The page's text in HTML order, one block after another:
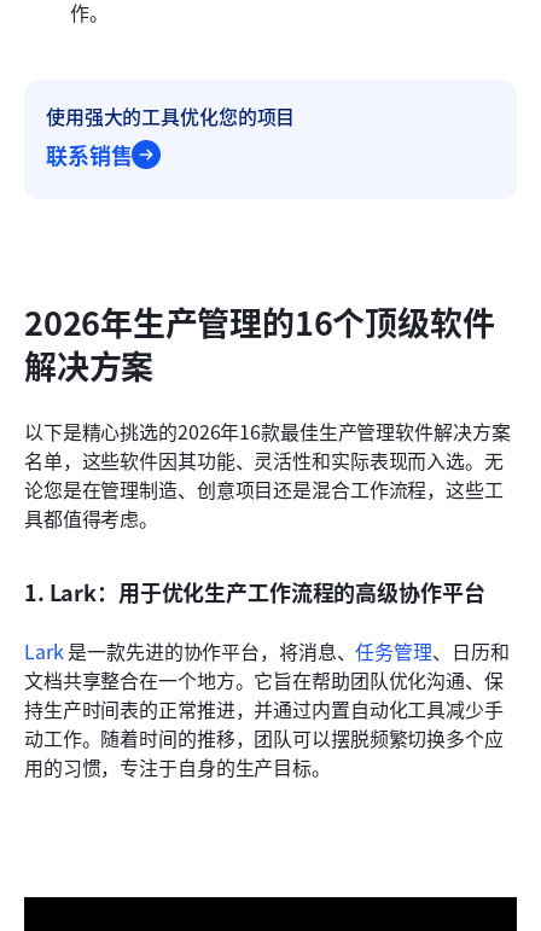
作。
使用强大的工具优化您的项目
联系销售
2026年生产管理的16个顶级软件
解决方案
以下是精心挑选的2026年16款最佳生产管理软件解决方案
名单，这些软件因其功能、灵活性和实际表现而入选。无
论您是在管理制造、创意项目还是混合工作流程，这些工
具都值得考虑。
1. Lark：用于优化生产工作流程的高级协作平台
Lark 是一款先进的协作平台，将消息、任务管理、日历和
文档共享整合在一个地方。它旨在帮助团队优化沟通、保
持生产时间表的正常推进，并通过内置自动化工具减少手
动工作。随着时间的推移，团队可以摆脱频繁切换多个应
用的习惯，专注于自身的生产目标。